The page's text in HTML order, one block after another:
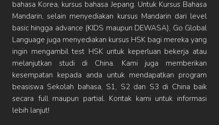
bahasa Korea, kursus bahasa Jepang. Untuk Kursus Bahasa
Mandarin, selain menyediakan kursus Mandarin dari level
basic hingga advance (KIDS maupun DEWASA), Go Global
Language juga menyediakan kursus HSK bagi mereka yang
ingin mengambil test HSK untuk keperluan bekerja atau
melanjutkan studi di China. Kami juga memberikan
kesempatan kepada anda untuk mendapatkan program
beasiswa Sekolah bahasa, S1, S2 dan S3 di China baik
secara full maupun partial. Kontak kami untuk informasi
lebih lanjut!